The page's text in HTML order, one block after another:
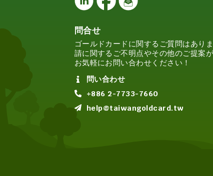
問合せ
ゴールドカードに関するご質問はあり
請に関するご不明点やその他のご提案が
お気軽にお問い合わせください！
問い合わせ
+886 2-7733-7660
help@taiwangoldcard.tw